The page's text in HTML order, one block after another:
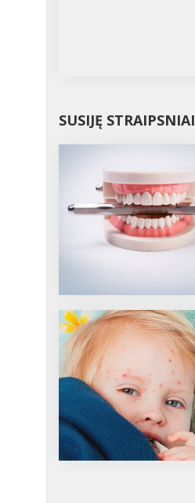
SUSIJĘ STRAIPSNIAI